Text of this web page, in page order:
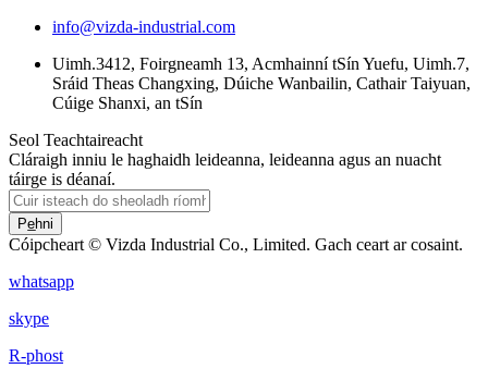
info@vizda-industrial.com
Uimh.3412, Foirgneamh 13, Acmhainní tSín Yuefu, Uimh.7,
Sráid Theas Changxing, Dúiche Wanbailin, Cathair Taiyuan,
Cúige Shanxi, an tSín
Seol Teachtaireacht
Cláraigh inniu le haghaidh leideanna, leideanna agus an nuacht
táirge is déanaí.
Pe̲hni
Cóipcheart © Vizda Industrial Co., Limited. Gach ceart ar cosaint.
whatsapp
skype
R-phost